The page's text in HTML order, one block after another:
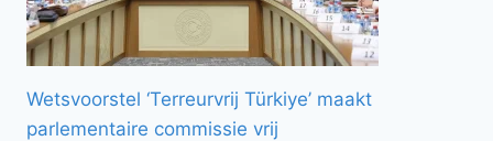
Wetsvoorstel ‘Terreurvrij Türkiye’ maakt
parlementaire commissie vrij